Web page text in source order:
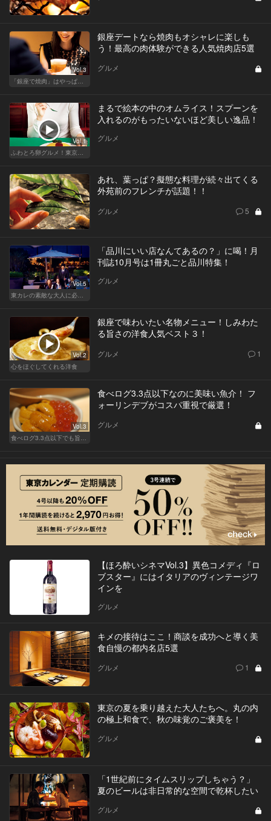
Vol.3
「銀座で焼肉」はやっぱりテンションが上がります！
銀座デートなら焼肉もオシャレに楽しも
う！最高の肉体験ができる人気焼肉店5選
グルメ
Vol.1
ふわとろ卵グルメ！東京で外せない人気店
まるで絵本の中のオムライス！スプーンを
入れるのがもったいないほど美しい逸品！
グルメ
あれ、葉っぱ？擬態な料理が続々出てくる
外苑前のフレンチが話題！！
グルメ 5
Vol.5
東カレの素敵な大人に必要なこと
「品川にいい店なんてあるの？」に喝！月
刊誌10月号は1冊丸ごと品川特集！
グルメ
Vol.2
心をほぐしてくれる洋食
銀座で味わいたい名物メニュー！しみわた
る旨さの洋食人気ベスト３！
グルメ 1
Vol.3
食べログ3.3点以下でも旨い店！
食べログ3.3点以下なのに美味い魚介！ フ
ォーリンデブがコスパ重視で厳選！
グルメ
【ほろ酔いシネマVol.3】異色コメディ『ロ
ブスター』にはイタリアのヴィンテージワ
インを
グルメ
キメの接待はここ！商談を成功へと導く美
食自慢の都内名店5選
グルメ 1
東京の夏を乗り越えた大人たちへ。丸の内
の極上和食で、秋の味覚のご褒美を！
グルメ
「1世紀前にタイムスリップしちゃう？」
夏のビールは非日常的な空間で乾杯したい
グルメ